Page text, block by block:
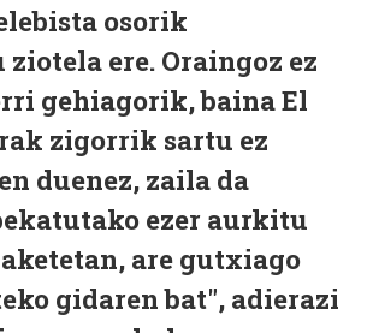
osorik
ere. Oraingoz ez
gehiagorik, baina El
zigorrik sartu ez
duenez, zaila da
ezer aurkitu
are gutxiago
gidaren bat", adierazi